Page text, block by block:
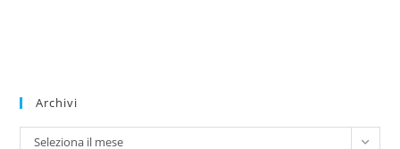
Archivi
Archivi
Seleziona il mese